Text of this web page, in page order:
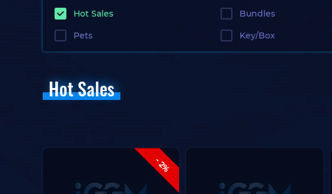
Hot Sales Bundles
Pets Key/Box
Hot Sales
- 2%